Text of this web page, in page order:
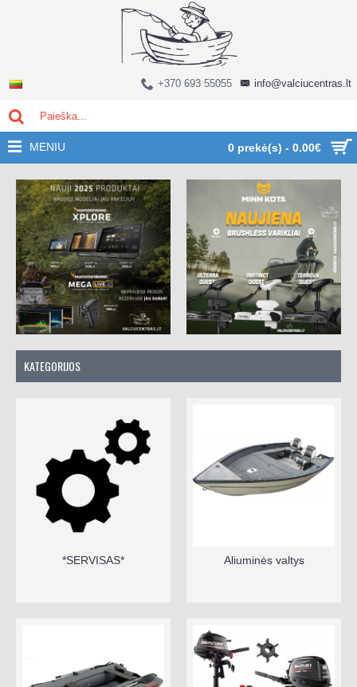
0 prekė(s) - 0.00€
+370 693 55055 info@valciucentras.lt
MENIU
KATEGORIJOS
*SERVISAS* Aliuminės valtys